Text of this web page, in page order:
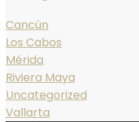
Cancún
Los Cabos
Mérida
Riviera Maya
Uncategorized
Vallarta